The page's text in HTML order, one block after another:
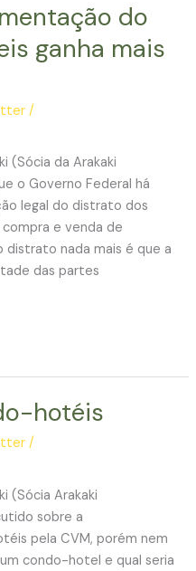
do
ganha mais
/
(Sócia da Arakaki
o Governo Federal há
legal do distrato dos
e venda de
distrato nada mais é que a
das partes
hotéis
/
(Sócia Arakaki
sobre a
pela CVM, porém nem
condo-hotel e qual seria